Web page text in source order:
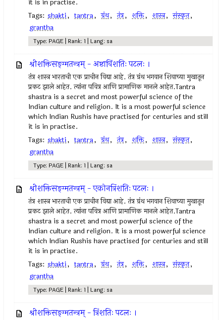
it is in practise.
Tags: shakti, tantra, ग्रंथ, तंत्र, शक्ति, शास्त्र, संस्कृत,
grantha
Type: PAGE | Rank: 1 | Lang: sa
श्रीशक्तिसङ्ग्मतन्त्रम् - अष्टाविंशतिः पटलः ।
तंत्र शास्त्र भारताची एक प्राचीन विद्या आहे. तंत्र ग्रंथ भगवान शिवाच्या मुखातून
प्रकट झाले आहेत. त्यांना पवित्र आणि प्रामाणिक मानले आहेत.Tantra
shastra is a secret and most powerful science of the
Indian culture and religion. It is a most powerful science
which Indian Rushis have practised for centuries and still
it is in practise.
Tags: shakti, tantra, ग्रंथ, तंत्र, शक्ति, शास्त्र, संस्कृत,
grantha
Type: PAGE | Rank: 1 | Lang: sa
श्रीशक्तिसङ्ग्मतन्त्रम् - एकोनत्रिंशतिः पटलः ।
तंत्र शास्त्र भारताची एक प्राचीन विद्या आहे. तंत्र ग्रंथ भगवान शिवाच्या मुखातून
प्रकट झाले आहेत. त्यांना पवित्र आणि प्रामाणिक मानले आहेत.Tantra
shastra is a secret and most powerful science of the
Indian culture and religion. It is a most powerful science
which Indian Rushis have practised for centuries and still
it is in practise.
Tags: shakti, tantra, ग्रंथ, तंत्र, शक्ति, शास्त्र, संस्कृत,
grantha
Type: PAGE | Rank: 1 | Lang: sa
श्रीशक्तिसङ्ग्मतन्त्रम् - त्रिंशतिः पटलः ।